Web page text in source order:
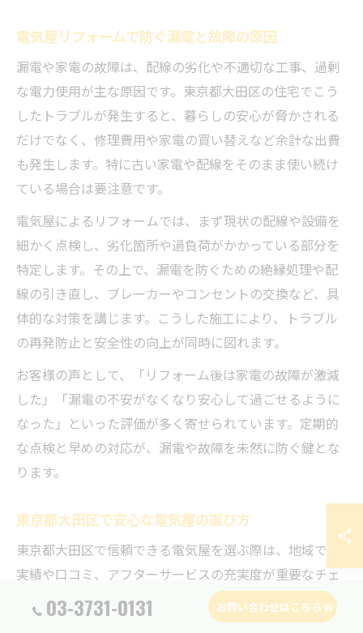
電気屋リフォームで防ぐ漏電と故障の原因
漏電や家電の故障は、配線の劣化や不適切な工事、過剰
な電力使用が主な原因です。東京都大田区の住宅でこう
したトラブルが発生すると、暮らしの安心が脅かされる
だけでなく、修理費用や家電の買い替えなど余計な出費
も発生します。特に古い家電や配線をそのまま使い続け
ている場合は要注意です。
電気屋によるリフォームでは、まず現状の配線や設備を
細かく点検し、劣化箇所や過負荷がかかっている部分を
特定します。その上で、漏電を防ぐための絶縁処理や配
線の引き直し、ブレーカーやコンセントの交換など、具
体的な対策を講じます。こうした施工により、トラブル
の再発防止と安全性の向上が同時に図れます。
お客様の声として、「リフォーム後は家電の故障が激減
した」「漏電の不安がなくなり安心して過ごせるように
なった」といった評価が多く寄せられています。定期的
な点検と早めの対応が、漏電や故障を未然に防ぐ鍵とな
ります。
東京都大田区で安心な電気屋の選び方
東京都大田区で信頼できる電気屋を選ぶ際は、地域での
実績や口コミ、アフターサービスの充実度が重要なチェ
ックポイントとなります。特にリフォームでは、見えな
い部分の工事品質が住まいの安全性や快適性に直結する
03-3731-0131 お問い合わせはこちら